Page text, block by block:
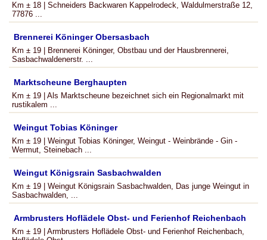
Km ± 18 | Schneiders Backwaren Kappelrodeck, Waldulmerstraße 12,
77876 ...
Brennerei Köninger Obersasbach
Km ± 19 | Brennerei Köninger, Obstbau und der Hausbrennerei,
Sasbachwaldenerstr. ...
Marktscheune Berghaupten
Km ± 19 | Als Marktscheune bezeichnet sich ein Regionalmarkt mit
rustikalem ...
Weingut Tobias Köninger
Km ± 19 | Weingut Tobias Köninger, Weingut - Weinbrände - Gin -
Wermut, Steinebach ...
Weingut Königsrain Sasbachwalden
Km ± 19 | Weingut Königsrain Sasbachwalden, Das junge Weingut in
Sasbachwalden, ...
Armbrusters Hoflädele Obst- und Ferienhof Reichenbach
Km ± 19 | Armbrusters Hoflädele Obst- und Ferienhof Reichenbach,